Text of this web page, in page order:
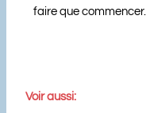
faire que commencer.
Voir aussi: